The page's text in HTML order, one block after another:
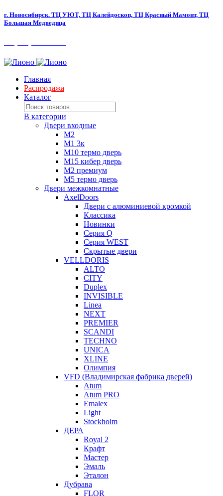
г. Новосибирск. ТЦ УЮТ, ТЦ Калейдоскоп, ТЦ Красный Мамонт, ТЦ
Большая Медведица​
Главная
Распродажа
Каталог
В категории
Двери входные
M2
М1 3к
М10 термо дверь
М15 кибер дверь
М2 премиум
М5 термо дверь
Двери межкомнатные
AxelDoors
Двери с алюминиевой кромкой
Классика
Новинки
Серия Q
Серия WEST
Скрытые двери
VELLDORIS
ALTO
CITY
Duplex
INVISIBLE
Linea
NEXT
PREMIER
SCANDI
TECHNO
UNICA
XLINE
Олимпия
VFD (Владимирская фабрика дверей)
Atum
Atum PRO
Emalex
Light
Stockholm
ДЕРА
Royal 2
Крафт
Мастер
Эмаль
Эталон
Дубрава
FLOR